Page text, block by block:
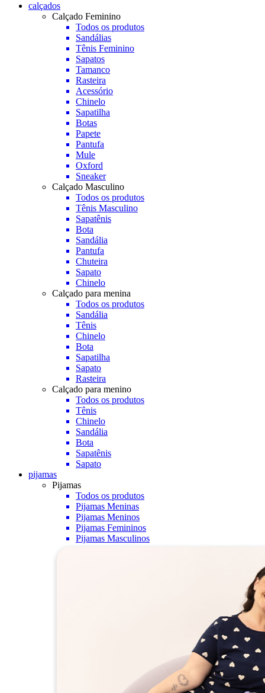
calçados
Calçado Feminino
Todos os produtos
Sandálias
Tênis Feminino
Sapatos
Tamanco
Rasteira
Acessório
Chinelo
Sapatilha
Botas
Papete
Pantufa
Mule
Oxford
Sneaker
Calçado Masculino
Todos os produtos
Tênis Masculino
Sapatênis
Bota
Sandália
Pantufa
Chuteira
Sapato
Chinelo
Calçado para menina
Todos os produtos
Sandália
Tênis
Chinelo
Bota
Sapatilha
Sapato
Rasteira
Calçado para menino
Todos os produtos
Tênis
Chinelo
Sandália
Bota
Sapatênis
Sapato
pijamas
Pijamas
Todos os produtos
Pijamas Meninas
Pijamas Meninos
Pijamas Femininos
Pijamas Masculinos